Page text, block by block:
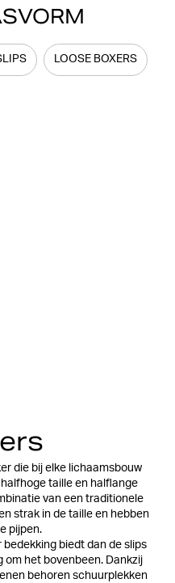
LOOSE BOXERS
die bij elke lichaamsbouw
taille en halflange
van een traditionele
strak in de taille en hebben
pijpen.
biedt dan de slips
het bovenbeen. Dankzij
behoren schuurplekken